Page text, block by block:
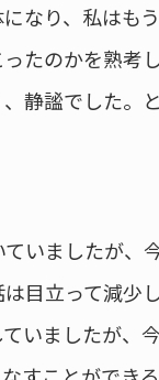
なり、私はも
たのかを熟考
静謐でした。
いましたが、
目立って減少
いましたが、